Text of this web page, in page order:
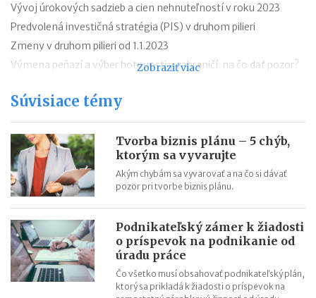
Vývoj úrokových sadzieb a cien nehnuteľností v roku 2023
Predvolená investičná stratégia (PIS) v druhom pilieri
Zmeny v druhom pilieri od 1.1.2023
Výmena peňazí a výber hotovosti v zahraničí: na čo dať pozor?
Ako zistím, či mám druhý pilier?
Daňový bonus na zaplatené úroky z hypotéky v roku 2022
Daňový bonus na zaplatené úroky z hypotéky v praxi
Zobraziť viac
Súvisiace témy
Tvorba biznis plánu – 5 chýb,
ktorým sa vyvarujte
Akým chybám sa vyvarovať a na čo si dávať
pozor pri tvorbe biznis plánu.
Podnikateľský zámer k žiadosti
o príspevok na podnikanie od
úradu práce
Čo všetko musí obsahovať podnikateľský plán,
ktorý sa prikladá k žiadosti o príspevok na